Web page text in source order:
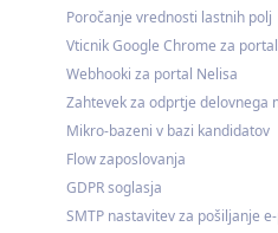
Poročanje vrednosti lastnih polj
Vticnik Google Chrome za
Webhooki za portal Nelisa
Zahtevek za odprtje delovnega
Mikro-bazeni v bazi kandidatov
Flow zaposlovanja
GDPR soglasja
SMTP nastavitev za pošiljanje